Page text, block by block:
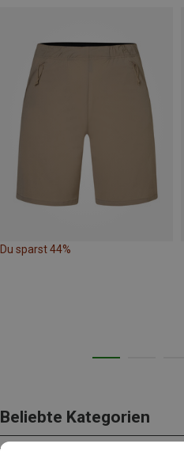
Du sparst 44%
Beliebte Kategorien